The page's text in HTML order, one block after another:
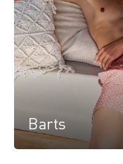
Barts